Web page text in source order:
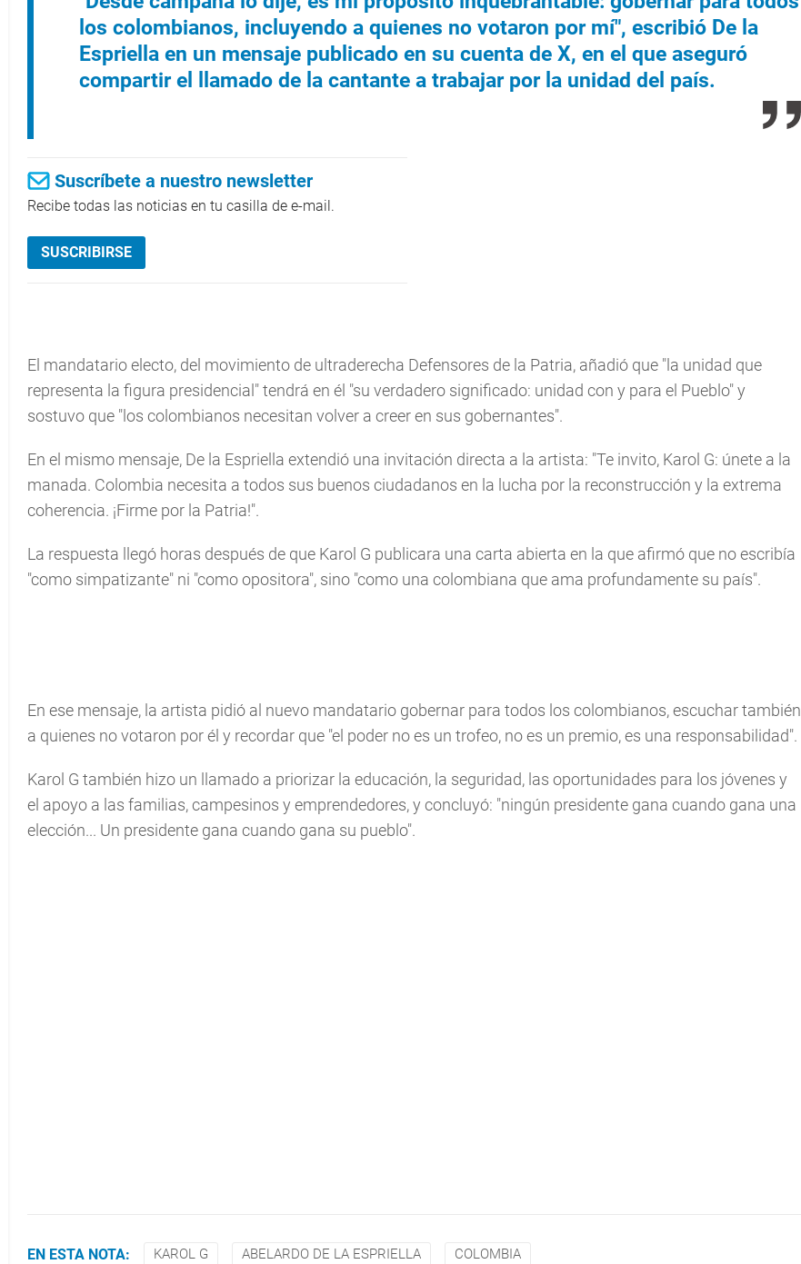
los colombianos, incluyendo a quienes no votaron por mí", escribió De la
Espriella en un mensaje publicado en su cuenta de X, en el que aseguró
compartir el llamado de la cantante a trabajar por la unidad del país.
Suscríbete a nuestro newsletter
Recibe todas las noticias en tu casilla de e-mail.
SUSCRIBIRSE
El mandatario electo, del movimiento de ultraderecha Defensores de la Patria, añadió que "la unidad que
representa la figura presidencial" tendrá en él "su verdadero significado: unidad con y para el Pueblo" y
sostuvo que "los colombianos necesitan volver a creer en sus gobernantes".
En el mismo mensaje, De la Espriella extendió una invitación directa a la artista: "Te invito, Karol G: únete a la
manada. Colombia necesita a todos sus buenos ciudadanos en la lucha por la reconstrucción y la extrema
coherencia. ¡Firme por la Patria!".
La respuesta llegó horas después de que Karol G publicara una carta abierta en la que afirmó que no escribía
"como simpatizante" ni "como opositora", sino "como una colombiana que ama profundamente su país".
En ese mensaje, la artista pidió al nuevo mandatario gobernar para todos los colombianos, escuchar también
a quienes no votaron por él y recordar que "el poder no es un trofeo, no es un premio, es una responsabilidad".
Karol G también hizo un llamado a priorizar la educación, la seguridad, las oportunidades para los jóvenes y
el apoyo a las familias, campesinos y emprendedores, y concluyó: "ningún presidente gana cuando gana una
elección... Un presidente gana cuando gana su pueblo".
EN ESTA NOTA: KAROL G ABELARDO DE LA ESPRIELLA COLOMBIA